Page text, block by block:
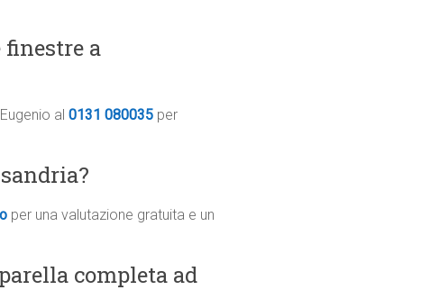
finestre a
al 0131 080035 per
per una valutazione gratuita e un
completa ad